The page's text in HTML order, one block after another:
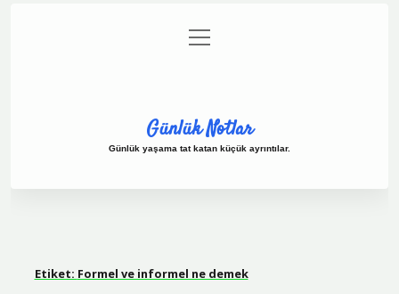
Gizlilik Politikası
menüyü
aç
Günlük Notlar
Günlük yaşama tat katan küçük ayrıntılar.
Etiket: Formel ve informel ne demek